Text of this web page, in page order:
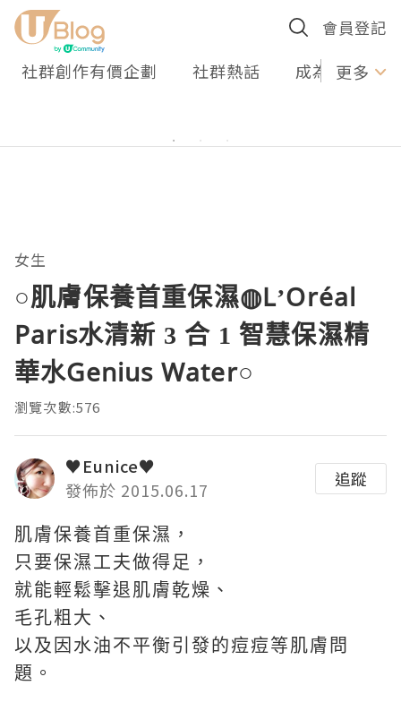
會員登記
社群創作有價企劃 社群熱話 成為U更多
女生
○肌膚保養首重保濕◍L’Oréal
Paris水清新 3 合 1 智慧保濕精
華水Genius Water○
瀏覽次數:576
♥Eunice♥
發佈於 2015.06.17
追蹤
肌膚保養首重保濕，
只要保濕工夫做得足，
就能輕鬆擊退肌膚乾燥、
毛孔粗大、
以及因水油不平衡引發的痘痘等肌膚問
題。